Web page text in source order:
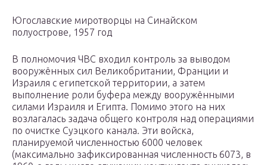
Югославские миротворцы на Синайском
полуострове, 1957 год
В полномочия ЧВС входил контроль за выводом
вооружённых сил Великобритании, Франции и
Израиля с египетской территории, а затем
выполнение роли буфера между вооружёнными
силами Израиля и Египта. Помимо этого на них
возлагалась задача общего контроля над операциями
по очистке Суэцкого канала. Эти войска,
планируемой численностью 6000 человек
(максимально зафиксированная численность 6073, в